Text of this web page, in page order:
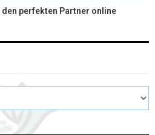
perfekten Partner online